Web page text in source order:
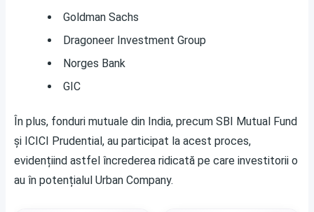
Goldman Sachs
Dragoneer Investment Group
Norges Bank
GIC
În plus, fonduri mutuale din India, precum SBI Mutual Fund
și ICICI Prudential, au participat la acest proces,
evidențiind astfel încrederea ridicată pe care investitorii o
au în potențialul Urban Company.